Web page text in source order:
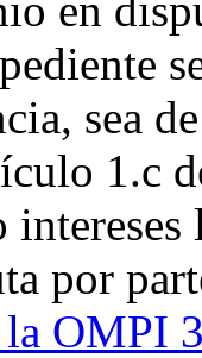
sea
1.c
por
la OMPI